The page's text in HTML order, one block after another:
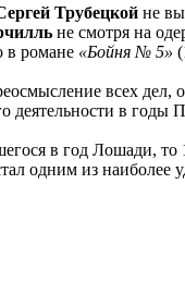
Трубецкой не
не смотря на
в романе «Бойня № 5»
всех дел,
деятельности в годы
в год Лошади,
одним из